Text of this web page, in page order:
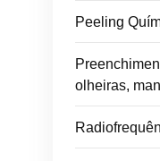
Peeling
olheiras,